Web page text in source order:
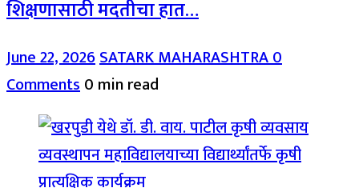
शिक्षणासाठी मदतीचा हात…
June 22, 2026SATARK MAHARASHTRA0
Comments0 min read